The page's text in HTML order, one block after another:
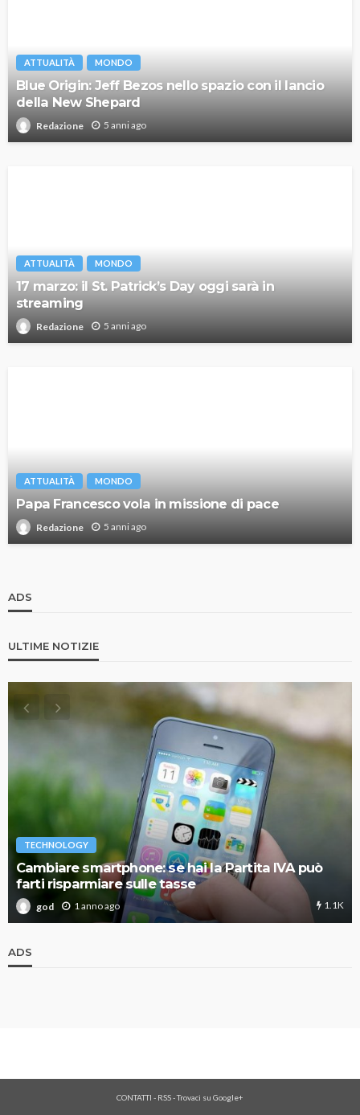
ATTUALITÀ MONDO
Blue Origin: Jeff Bezos nello spazio con il lancio
della New Shepard
Redazione 5 anni ago
ATTUALITÀ MONDO
17 marzo: il St. Patrick’s Day oggi sarà in
streaming
Redazione 5 anni ago
ATTUALITÀ MONDO
Papa Francesco vola in missione di pace
Redazione 5 anni ago
ADS
ULTIME NOTIZIE
TECHNOLOGY
Cambiare smartphone: se hai la Partita IVA può
farti risparmiare sulle tasse
god 1 anno ago 1.1K
ADS
CONTATTI - RSS-Trovaci su Google+